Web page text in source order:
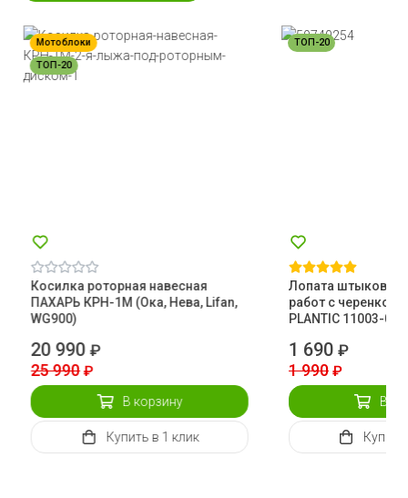
Мотоблоки
ТОП-20
Косилка роторная навесная
ПАХАРЬ КРН-1М (Ока, Нева, Lifan,
WG900)
20 990₽
25 990 ₽
В корзину
Купить в 1 клик
ТОП-20
Лопата штыковая
работ с черенком
PLANTIC 11003-01
1 690 ₽
1 990 ₽
В
Купить